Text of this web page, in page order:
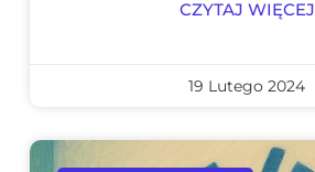
CZYTAJ WIĘCEJ
19 Lutego 2024